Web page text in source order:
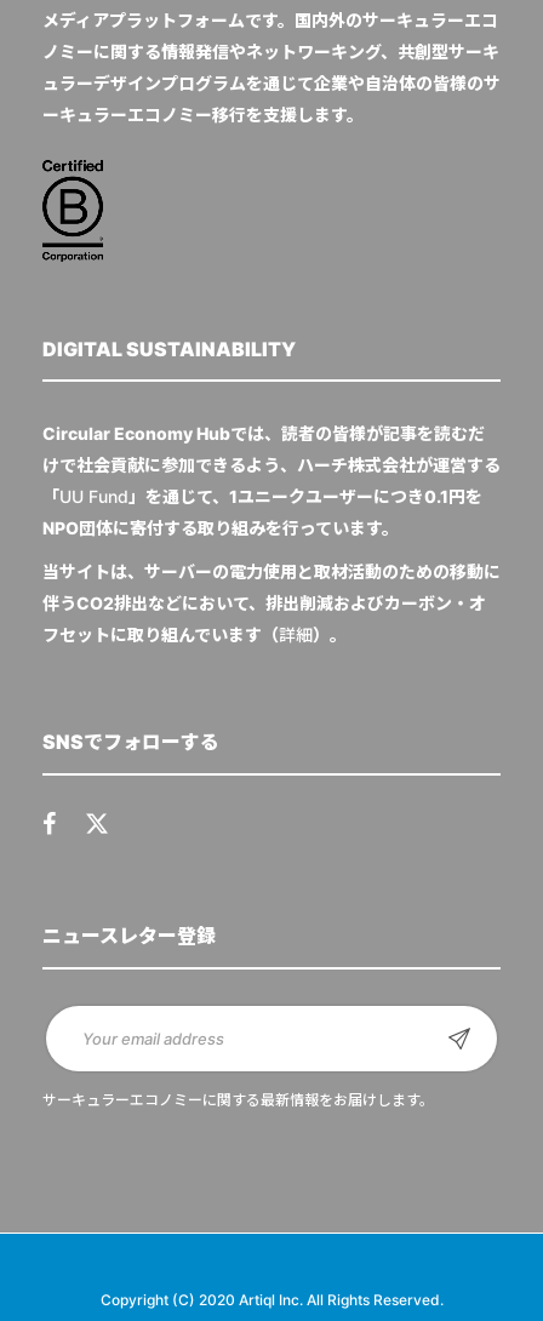
メディアプラットフォームです。国内外のサーキュラーエコ
ノミーに関する情報発信やネットワーキング、共創型サーキ
ュラーデザインプログラムを通じて企業や自治体の皆様のサ
ーキュラーエコノミー移行を支援します。
DIGITAL SUSTAINABILITY
Circular Economy Hubでは、読者の皆様が記事を読むだ
けで社会貢献に参加できるよう、ハーチ株式会社が運営する
「UU Fund 」を通じて、1ユニークユーザーにつき0.1円を
NPO団体に寄付する取り組みを行っています。
当サイトは、サーバーの電力使用と取材活動のための移動に
伴うCO2排出などにおいて、排出削減およびカーボン・オ
フセットに取り組んでいます（詳細）。
SNSでフォローする
ニュースレター登録
サーキュラーエコノミーに関する最新情報をお届けします。
Copyright (C) 2020 Artiql Inc. All Rights Reserved.